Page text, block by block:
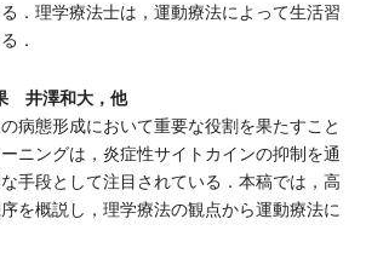
．理学療法士は，運動療法によって生活習
．
井澤和大，他
病態形成において重要な役割を果たすこと
ニングは，炎症性サイトカインの抑制を通
手段として注目されている．本稿では，高
を概説し，理学療法の観点から運動療法に